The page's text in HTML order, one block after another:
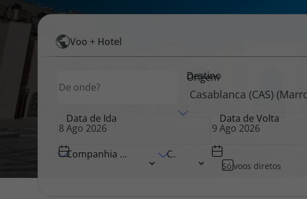
Pacotes de Férias
Disneyland ® Paris Blog TopViagens
Pesquisar
por
Voos
Voo + Hotel
Origem
Destino
Data de Ida Data de Volta
Companhia Aérea Classe
Só voos diretos